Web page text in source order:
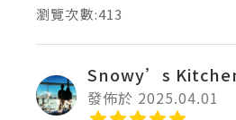
瀏覽次數:413
Snowy’s
發佈於 2025.04.01